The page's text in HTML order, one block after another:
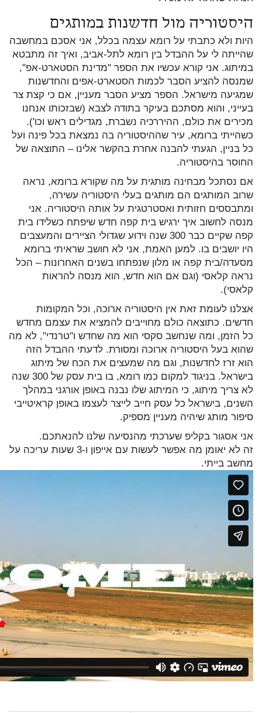
היסטוריה מול חדשנות במותגים
היות ולא כתבתי על רומא עצמה בכלל, אני אסכם במחשבה
שהייתה לי על ההבדל בין רומא לתל-אביב, ואיך זה מתבטא
במיתוג. אני קורא עכשיו את הספר "מדינת הסטארט-אפ",
שמנסה להציע הסבר לכמות הסטארט-אפים והחדשנות
שמגיעה מישראל. הספר מציע הסבר מעניין, אם כי קצת צר
בעייני, והוא מסתכם בעיקר בתודה לצבא (שבזכותו אנחנו
מכירים את כולם, ההיררכיה נשברת, מגדילים ראש וכו').
כשהייתי ברומא, עיר שההיסטוריה בה נמצאת בכל פינה ועל
כל בניין, הגעתי להבנה אחרת בהקשר אלינו – התוצאה של
החוסר בהיסטוריה.
אם נסתכל מבחינה מותגית על מה שקורא ברומא, נראה
שרוב המותגים הם מותגים בעלי היסטוריה עשירה,
ומתבססים חזותית ואסטרטגית על אותה היסטוריה. אני
מנסה לחשוב איך ירגיש בית קפה חדש שיפתח כשלידו בית
קפה שקיים כבר 300 שנה וידוע שגדולי הציירים והמעצבים
היו יושבים בו. למען האמת, אני לא חושב שראיתי ברומא
מסעדה/בית קפה או מלון שנפתחו בשנים האחרונות – הכל
נראה קלאסי (וגם אם הוא חדש, הוא מנסה להראות
קלאסי).
אצלנו לעומת זאת אין היסטוריה ארוכה, וכל המקומות
חדשים. כתוצאה כולם מחוייבים להמציא את עצמם מחדש
כל הזמן, ומה שנחשב סקסי הוא מה שחדש ו"טרנדי", לא מה
שהוא בעל היסטוריה ארוכה ומסורת. לדעתי ההבדל הזה
הוא זרז לחדשנות, וגם מה שמעצים את הכח של מיתוג
בישראל. בניגוד למקום כמו רומא, בו בית עסק של 300 שנה
לא צריך מיתוג, כי המיתוג שלו נבנה באופן אורגני במהלך
השנים, בישראל כל עסק חייב לייצר לעצמו באופן קראיטייבי
סיפור מותג שיהיה מעניין מספיק.
אני אסגור בקליפ שערכתי מהנסיעה שלנו להנאתכם.
זה לא יאומן מה אפשר לעשות עם אייפון ו-3 שעות עריכה על
מחשב בייתי.